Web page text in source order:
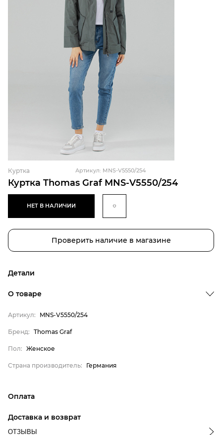
Куртка Thomas Graf MNS-V5550/254
Куртка Артикул: MNS-V5550/254
НЕТ В НАЛИЧИИ
Проверить наличие в магазине
Детали
Страна производитель
О товаре
Артикул: MNS-V5550/254
Бренд: Thomas Graf
Пол: Женское
Страна производитель: Германия
Оплата
магазина
Доставка и возврат
ОТЗЫВЫ